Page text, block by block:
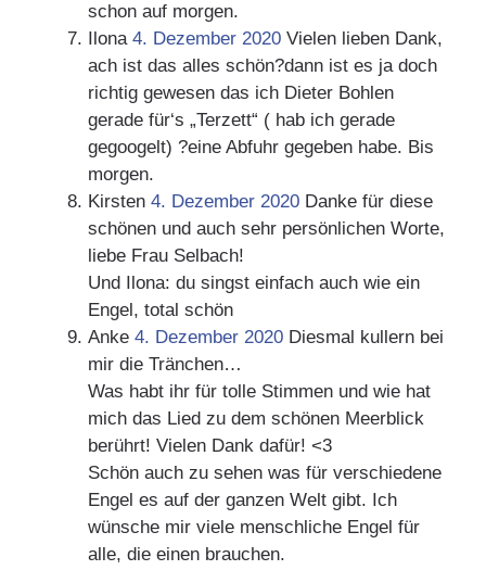
schon auf morgen.
Ilona 4. Dezember 2020 Vielen lieben Dank,
ach ist das alles schön?dann ist es ja doch
richtig gewesen das ich Dieter Bohlen
gerade für‘s „Terzett“ ( hab ich gerade
gegoogelt) ?eine Abfuhr gegeben habe. Bis
morgen.
Kirsten 4. Dezember 2020 Danke für diese
schönen und auch sehr persönlichen Worte,
liebe Frau Selbach!
Und Ilona: du singst einfach auch wie ein
Engel, total schön
Anke 4. Dezember 2020 Diesmal kullern bei
mir die Tränchen…
Was habt ihr für tolle Stimmen und wie hat
mich das Lied zu dem schönen Meerblick
berührt! Vielen Dank dafür! <3
Schön auch zu sehen was für verschiedene
Engel es auf der ganzen Welt gibt. Ich
wünsche mir viele menschliche Engel für
alle, die einen brauchen.